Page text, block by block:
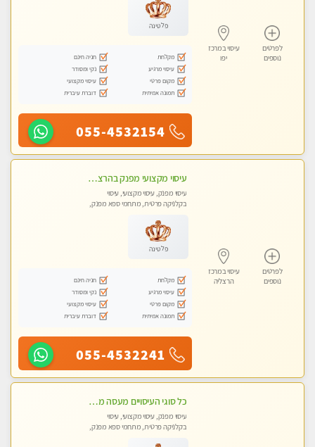
לפרטים
נוספים
עיסוי במרכז
יפו
פלטינה
מקלחת
חניה חינם
עיסוי מרגיע
נקי ומסודר
מקום פרטי
עיסוי מקצועי
תמונה אמיתית
דוברת עיברית
055-4532154
לפרטים
נוספים
עיסוי במרכז
הרצליה
עיסוי מקצועי מפנק בהרצליה-מומלץ !!אירוח ברמה אחרת ...כולל שתיה חמה/קרה + בקבוק מים
עיסוי מפנק, עיסוי מקצועי, עיסוי
בקלניקה פרטית, מתחמי ספא מפנק,
פלטינה
מקלחת
חניה חינם
עיסוי מרגיע
נקי ומסודר
מקום פרטי
עיסוי מקצועי
תמונה אמיתית
דוברת עיברית
055-4532241
כל סוגי העיסויים מעסה מקצועית ואיכותית פרטי!!!טל-053-6214433
עיסוי מפנק, עיסוי מקצועי, עיסוי
בקלניקה פרטית, מתחמי ספא מפנק,